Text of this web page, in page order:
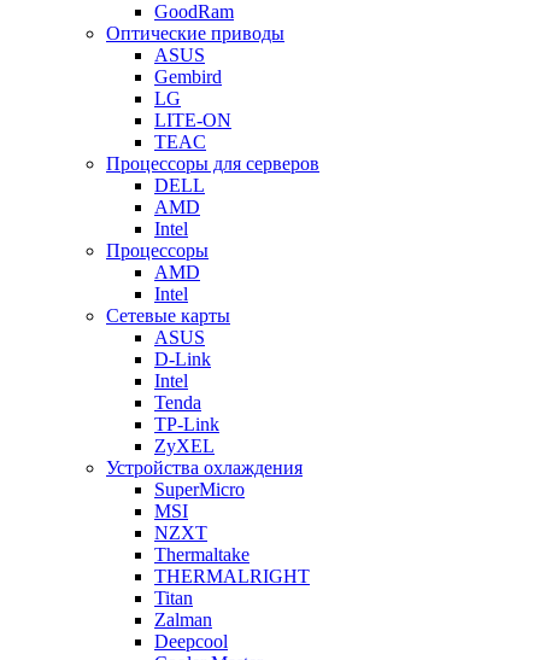
GoodRam
Оптические приводы
ASUS
Gembird
LG
LITE-ON
TEAC
Процессоры для серверов
DELL
AMD
Intel
Процессоры
AMD
Intel
Сетевые карты
ASUS
D-Link
Intel
Tenda
TP-Link
ZyXEL
Устройства охлаждения
SuperMicro
MSI
NZXT
Thermaltake
THERMALRIGHT
Titan
Zalman
Deepcool